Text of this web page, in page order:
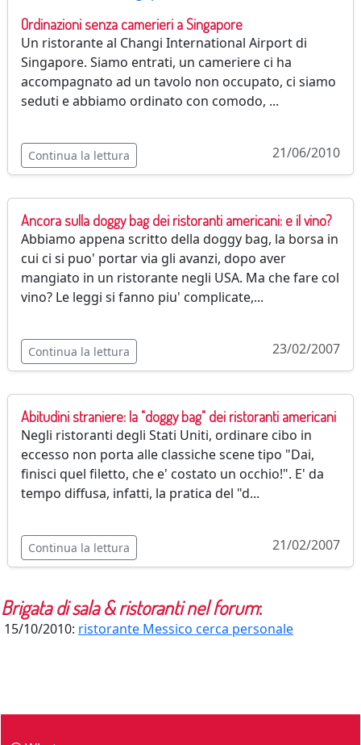
Ordinazioni senza camerieri a Singapore
Un ristorante al Changi International Airport di
Singapore. Siamo entrati, un cameriere ci ha
accompagnato ad un tavolo non occupato, ci siamo
seduti e abbiamo ordinato con comodo, ...
Continua la lettura 21/06/2010
Ancora sulla doggy bag dei ristoranti americani: e il vino?
Abbiamo appena scritto della doggy bag, la borsa in
cui ci si puo' portar via gli avanzi, dopo aver
mangiato in un ristorante negli USA. Ma che fare col
vino? Le leggi si fanno piu' complicate,...
Continua la lettura 23/02/2007
Abitudini straniere: la "doggy bag" dei ristoranti americani
Negli ristoranti degli Stati Uniti, ordinare cibo in
eccesso non porta alle classiche scene tipo "Dai,
finisci quel filetto, che e' costato un occhio!". E' da
tempo diffusa, infatti, la pratica del "d...
Continua la lettura 21/02/2007
Brigata di sala & ristorantinel forum:
15/10/2010: ristorante Messico cerca personale